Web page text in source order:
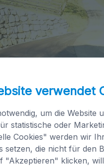
verwendet
um die Website
statistische oder
Cookies" werden wir
setzen, die nicht für den
"Akzeptieren" klicken,